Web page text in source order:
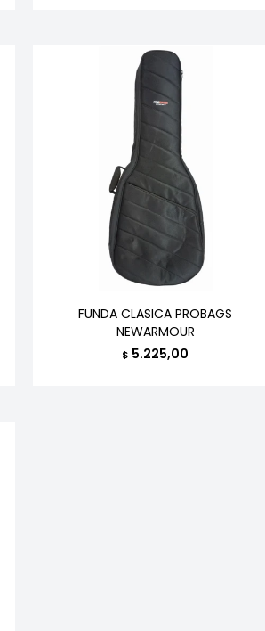
FUNDA CLASICA PROBAGS
NEWARMOUR
$ 5.225,00